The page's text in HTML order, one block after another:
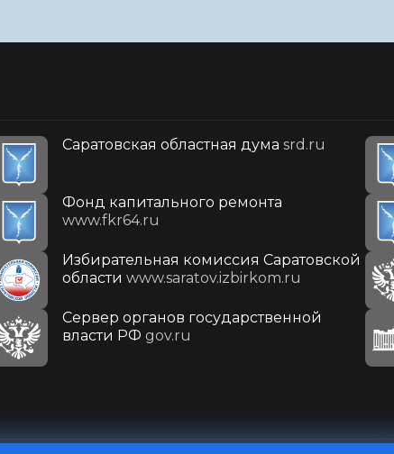
Саратовская областная дума srd.ru
Фонд капитального ремонта
www.fkr64.ru
Избирательная комиссия Саратовской
области www.saratov.izbirkom.ru
Сервер органов государственной
власти РФ gov.ru